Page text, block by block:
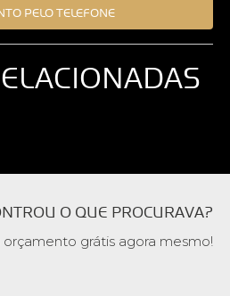
PELO TELEFONE
O QUE PROCURAVA?
orçamento grátis agora mesmo!